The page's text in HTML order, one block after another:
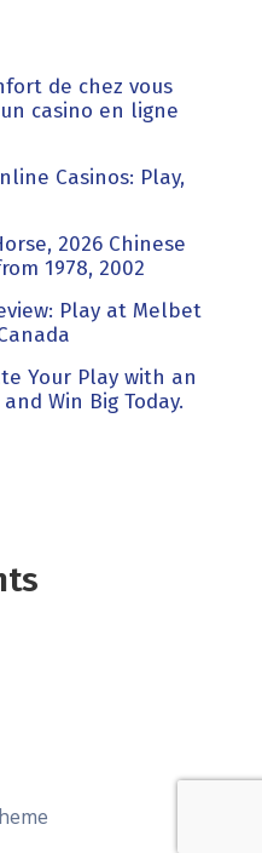
de chez vous
casino en ligne
Casinos: Play,
2026 Chinese
1978, 2002
Play at Melbet
Your Play with an
Win Big Today.